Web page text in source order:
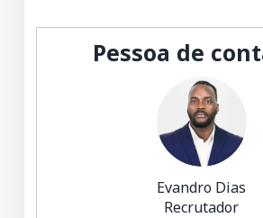
Pessoa de
Evandro Dias
Recrutador